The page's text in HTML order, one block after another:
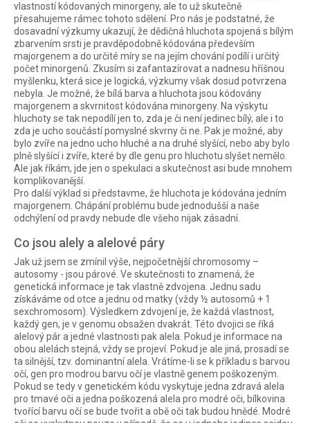
vlastností kódovaných minorgeny, ale to už skutečně
přesahujeme rámec tohoto sdělení. Pro nás je podstatné, že
dosavadní výzkumy ukazují, že dědičná hluchota spojená s bílým
zbarvením srsti je pravděpodobně kódována především
majorgenem a do určité míry se na jejím chování podílí i určitý
počet minorgenů. Zkusím si zafantazírovat a nadnesu hříšnou
myšlenku, která sice je logická, výzkumy však dosud potvrzena
nebyla. Je možné, že bílá barva a hluchota jsou kódovány
majorgenem a skvrnitost kódována minorgeny. Na výskytu
hluchoty se tak nepodílí jen to, zda je či není jedinec bílý, ale i to
zda je ucho součástí pomyslné skvrny či ne. Pak je možné, aby
bylo zvíře na jedno ucho hluché a na druhé slyšící, nebo aby bylo
plně slyšící i zvíře, které by dle genu pro hluchotu slyšet nemělo.
Ale jak říkám, jde jen o spekulaci a skutečnost asi bude mnohem
komplikovanější.
Pro další výklad si představme, že hluchota je kódována jedním
majorgenem. Chápání problému bude jednodušší a naše
odchýlení od pravdy nebude dle všeho nijak zásadní.
Co jsou alely a alelové páry
Jak už jsem se zmínil výše, nejpočetnější chromosomy –
autosomy - jsou párové. Ve skutečnosti to znamená, že
genetická informace je tak vlastně zdvojena. Jednu sadu
získáváme od otce a jednu od matky (vždy ½ autosomů + 1
sexchromosom). Výsledkem zdvojení je, že každá vlastnost,
každý gen, je v genomu obsažen dvakrát. Této dvojici se říká
alelový pár a jedné vlastnosti pak alela. Pokud je informace na
obou alelách stejná, vždy se projeví. Pokud je ale jiná, prosadí se
ta silnější, tzv. dominantní alela. Vrátíme-li se k příkladu s barvou
očí, gen pro modrou barvu očí je vlastně genem poškozeným.
Pokud se tedy v genetickém kódu vyskytuje jedna zdravá alela
pro tmavé oči a jedna poškozená alela pro modré oči, bílkovina
tvořící barvu očí se bude tvořit a obě oči tak budou hnědé. Modré